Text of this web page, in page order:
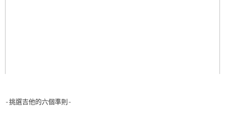
-挑選吉他的六個準則-